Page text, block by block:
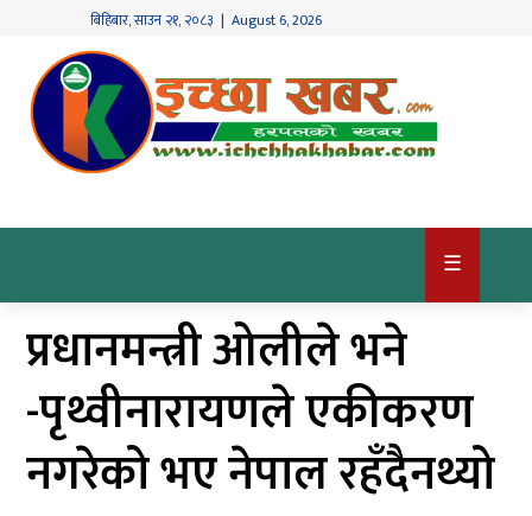
बिहिबार,साउन २१, २०८३ | August 6, 2026
गृहपृष्ठ
देश
/
विश्व
खबर
अर्थ
कृषि
खेलकुद
☰
प्रधानमन्त्री ओलीले भने
-पृथ्वीनारायणले एकीकरण
नगरेको भए नेपाल रहँदैनथ्यो